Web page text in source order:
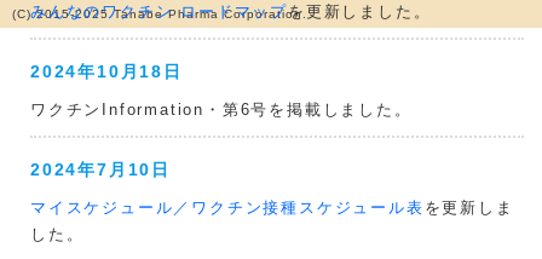
みんなのワクチン ロードマップを更新しました。
2024年10月18日
ワクチンInformation・第6号を掲載しました。
2024年7月10日
マイスケジュール／ワクチン接種スケジュール表 を更新しま
した。
(C) 2015-2025 Tanabe Pharma Corporation.